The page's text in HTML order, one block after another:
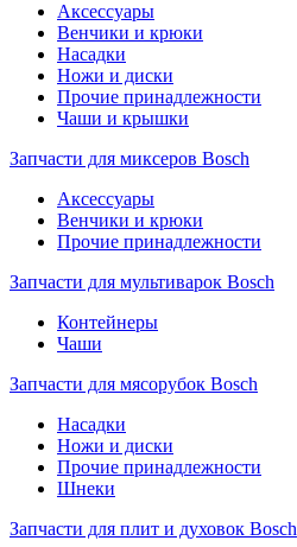
Аксессуары
Венчики и крюки
Насадки
Ножи и диски
Прочие принадлежности
Чаши и крышки
Запчасти для миксеров Bosch
Аксессуары
Венчики и крюки
Прочие принадлежности
Запчасти для мультиварок Bosch
Контейнеры
Чаши
Запчасти для мясорубок Bosch
Насадки
Ножи и диски
Прочие принадлежности
Шнеки
Запчасти для плит и духовок Bosch